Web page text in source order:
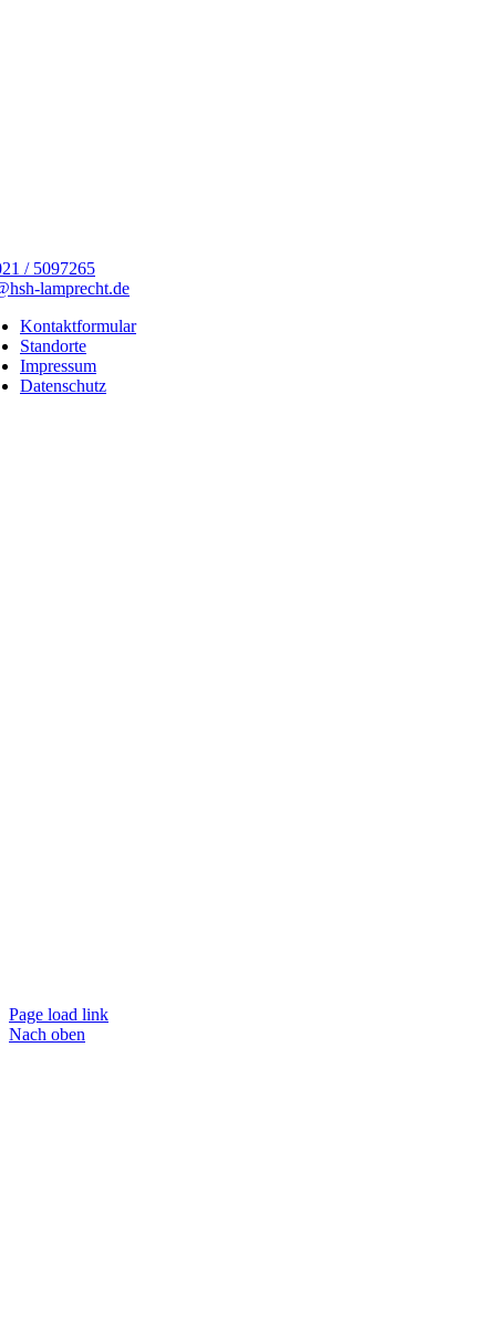
/ 5097265
lamprecht.de
Kontaktformular
Standorte
Impressum
Datenschutz
Page load link
Nach oben